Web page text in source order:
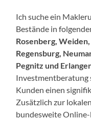
Ich suche ein
Bestände in
Rosenberg,
Regensburg,
Pegnitz und
Investmentberatung
Kunden einen
Zusätzlich zur
bundesweite